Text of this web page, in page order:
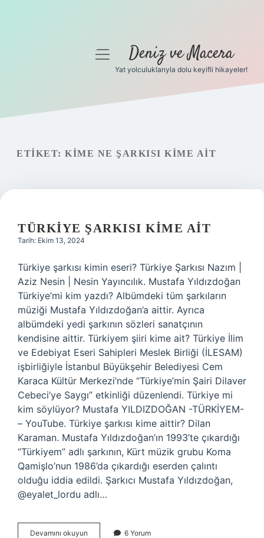
Gizlilik Politikası
menüyüDeniz ve Macera
Yat yolculuklarıyla dolu keyifli hikayeler!
ETIKET: KIME NE ŞARKISI KIME AIT
TÜRKIYE ŞARKISI KIME AIT
Tarih: Ekim 13, 2024
Türkiye şarkısı kimin eseri? Türkiye Şarkısı Nazım |
Aziz Nesin | Nesin Yayıncılık. Mustafa Yıldızdoğan
Türkiye’mi kim yazdı? Albümdeki tüm şarkıların
müziği Mustafa Yıldızdoğan’a aittir. Ayrıca
albümdeki yedi şarkının sözleri sanatçının
kendisine aittir. Türkiyem şiiri kime ait? Türkiye İlim
ve Edebiyat Eseri Sahipleri Meslek Birliği (İLESAM)
işbirliğiyle İstanbul Büyükşehir Belediyesi Cem
Karaca Kültür Merkezi’nde “Türkiye’min Şairi Dilaver
Cebeci’ye Saygı” etkinliği düzenlendi. Türkiye mi
kim söylüyor? Mustafa YILDIZDOĞAN -TÜRKİYEM-
– YouTube. Türkiye şarkısı kime aittir? Dilan
Karaman. Mustafa Yıldızdoğan’ın 1993’te çıkardığı
“Türkiyem” adlı şarkının, Kürt müzik grubu Koma
Qamişlo’nun 1986’da çıkardığı eserden çalıntı
olduğu iddia edildi. Şarkıcı Mustafa Yıldızdoğan,
@eyalet_lordu adlı…
Devamını okuyun 6 Yorum